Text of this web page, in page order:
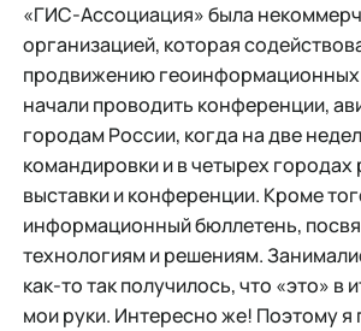
«ГИС-Ассоциация» была
организацией, которая
продвижению
начали проводить конференции,
городам России, когда на две
командировки и в четырех городах
выставки и конференции. Кроме
информационный бюллетень,
технологиям и решениям.
как-то так получилось, что «это» в
мои руки. Интересно же! Поэтому я